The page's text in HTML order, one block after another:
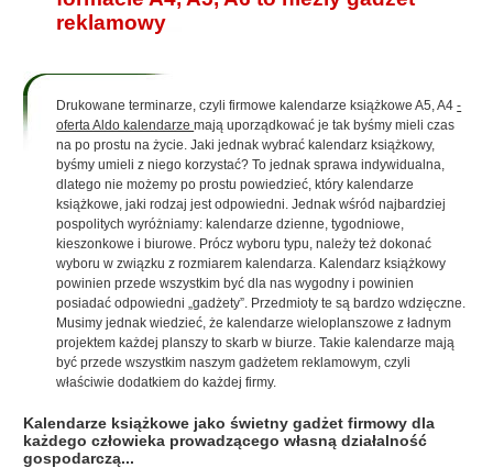
reklamowy
Drukowane terminarze, czyli firmowe kalendarze książkowe A5, A4-
oferta Aldo kalendarzemają uporządkować je tak byśmy mieli czas
na po prostu na życie. Jaki jednak wybrać kalendarz książkowy,
byśmy umieli z niego korzystać? To jednak sprawa indywidualna,
dlatego nie możemy po prostu powiedzieć, który kalendarze
książkowe, jaki rodzaj jest odpowiedni. Jednak wśród najbardziej
pospolitych wyróżniamy: kalendarze dzienne, tygodniowe,
kieszonkowe i biurowe. Prócz wyboru typu, należy też dokonać
wyboru w związku z rozmiarem kalendarza. Kalendarz książkowy
powinien przede wszystkim być dla nas wygodny i powinien
posiadać odpowiedni „gadżety”. Przedmioty te są bardzo wdzięczne.
Musimy jednak wiedzieć, że kalendarze wieloplanszowe z ładnym
projektem każdej planszy to skarb w biurze. Takie kalendarze mają
być przede wszystkim naszym gadżetem reklamowym, czyli
właściwie dodatkiem do każdej firmy.
Kalendarze książkowe jako świetny gadżet firmowy dla
każdego człowieka prowadzącego własną działalność
gospodarczą...